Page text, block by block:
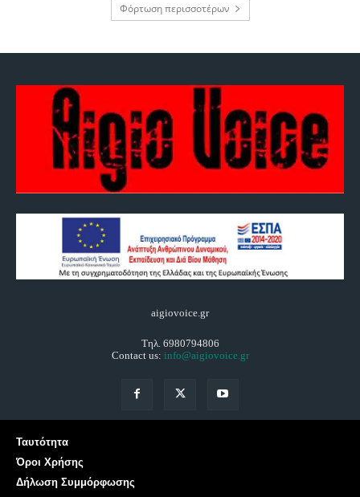
Φόρτωση περισσοτέρων
aigiovoice.gr
Τηλ. 6980794806
Contact us: info@aigiovoice.gr
Ταυτότητα
Όροι Χρήσης
Δήλωση Συμμόρφωσης